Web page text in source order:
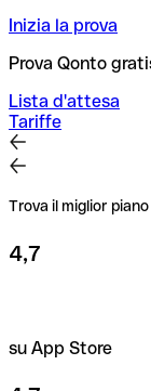
Inizia la prova
Prova Qonto
Lista d'attesa
Tariffe
Trova il miglior
4,7
su App Store